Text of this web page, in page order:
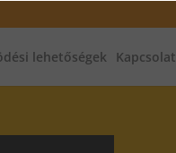
lehetőségek Kapcsolat